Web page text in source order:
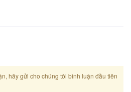
hãy gửi cho chúng tôi bình luận đầu tiên